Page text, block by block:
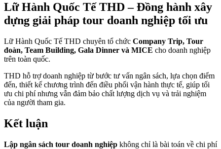
Lữ Hành Quốc Tế THD – Đồng hành xây
dựng giải pháp tour doanh nghiệp tối ưu
Lữ Hành Quốc Tế THD chuyên tổ chức Company Trip, Tour
đoàn, Team Building, Gala Dinner và MICE cho doanh nghiệp
trên toàn quốc.
THD hỗ trợ doanh nghiệp từ bước tư vấn ngân sách, lựa chọn điểm
đến, thiết kế chương trình đến điều phối vận hành thực tế, giúp tối
ưu chi phí nhưng vẫn đảm bảo chất lượng dịch vụ và trải nghiệm
của người tham gia.
Kết luận
Lập ngân sách tour doanh nghiệp không chỉ là bài toán về chi phí